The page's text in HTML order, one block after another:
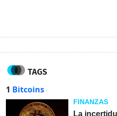
TAGS
1 Bitcoins
FINANZAS
La